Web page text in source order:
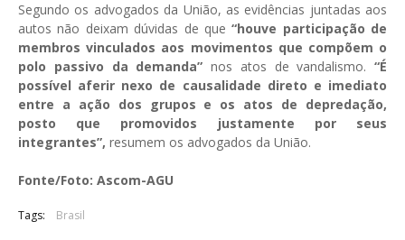
Segundo os advogados da União, as evidências juntadas aos
autos não deixam dúvidas de que“houve participação de
membros vinculados aos movimentos que compõem o
polo passivo da demanda” nos atos de vandalismo. “É
possível aferir nexo de causalidade direto e imediato
entre a ação dos grupos e os atos de depredação,
posto que promovidos justamente por seus
integrantes”, resumem os advogados da União.
Fonte/Foto: Ascom-AGU
Tags: Brasil